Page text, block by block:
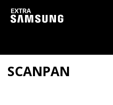
Vzhledem k aktuální situaci se
zpozdit.
SCANPAN